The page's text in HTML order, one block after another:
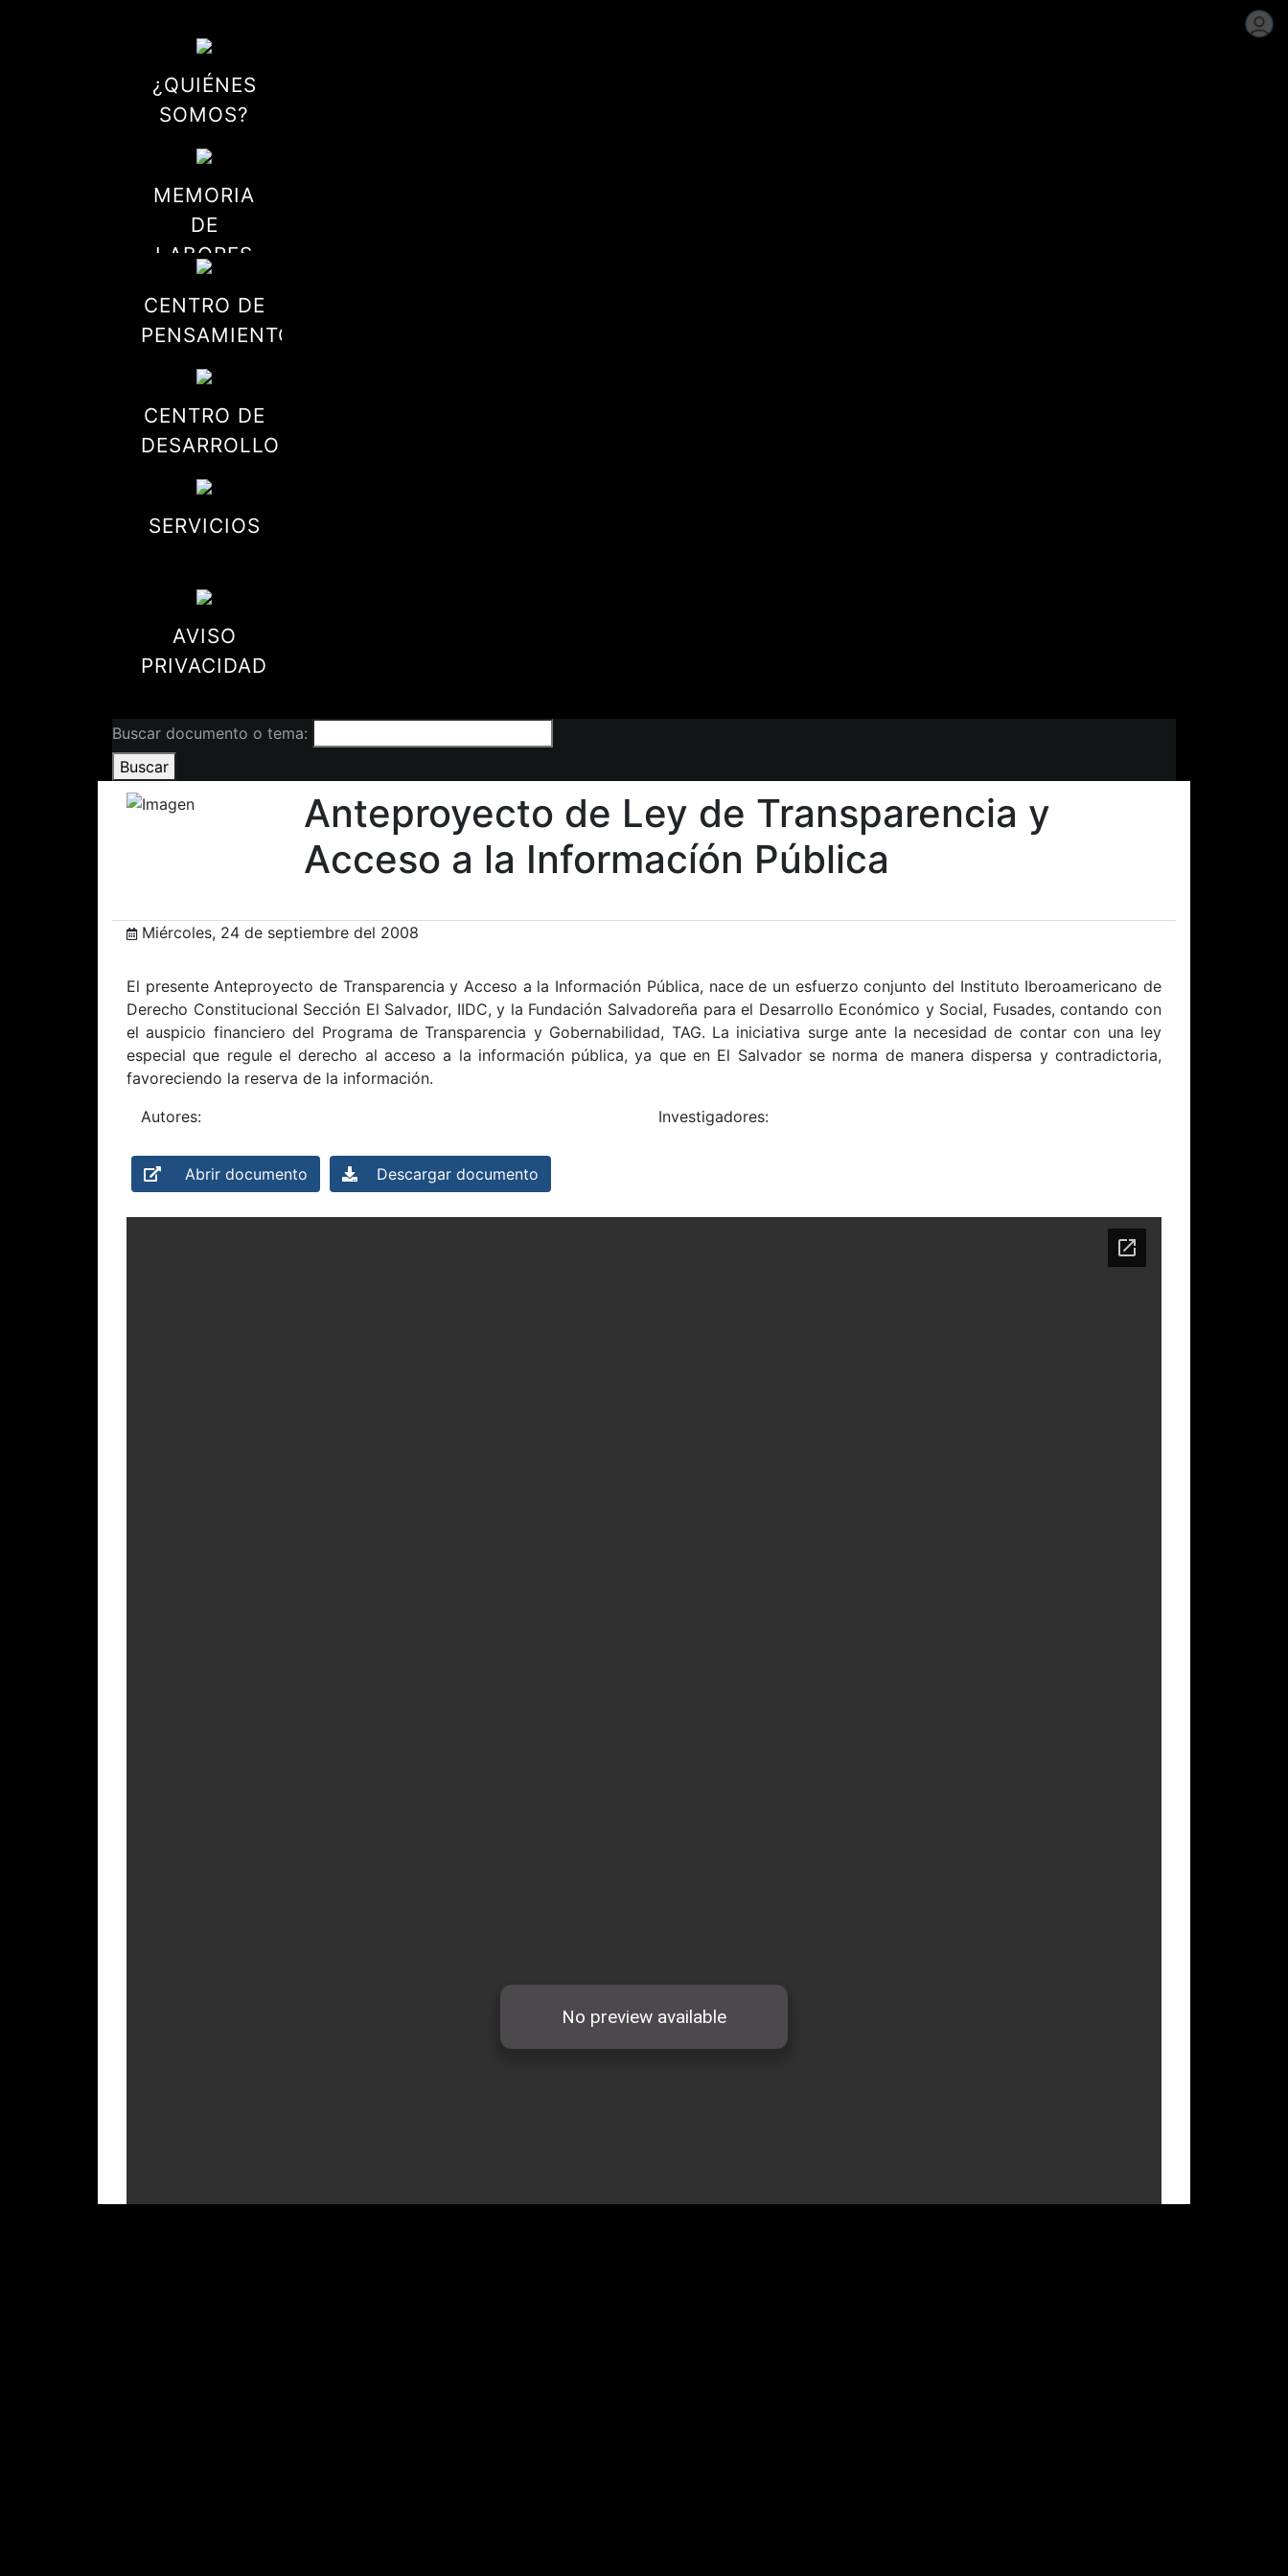
¿QUIÉNES
SOMOS?
MEMORIA
DE
LABORES
CENTRO DE
PENSAMIENTO
CENTRO DE
DESARROLLO
SERVICIOS
AVISO
PRIVACIDAD
Buscar documento o tema:
Buscar
Anteproyecto de Ley de Transparencia y
Acceso a la Informacíón Pública
Miércoles, 24 de septiembre del 2008
El presente Anteproyecto de Transparencia y Acceso a la Información Pública, nace de un esfuerzo conjunto del Instituto Iberoamericano de
Derecho Constitucional Sección El Salvador, IIDC, y la Fundación Salvadoreña para el Desarrollo Económico y Social, Fusades, contando con
el auspicio financiero del Programa de Transparencia y Gobernabilidad, TAG. La iniciativa surge ante la necesidad de contar con una ley
especial que regule el derecho al acceso a la información pública, ya que en El Salvador se norma de manera dispersa y contradictoria,
favoreciendo la reserva de la información.
Autores:
Investigadores:
Abrir documento Descargar documento